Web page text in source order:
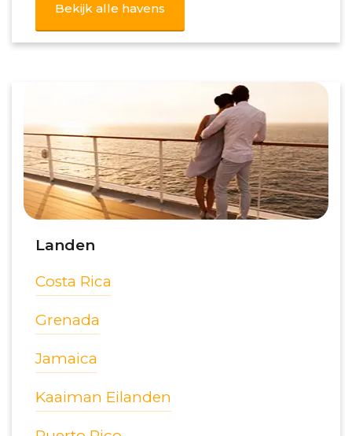
Bekijk alle havens
Landen
Costa Rica
Grenada
Jamaica
Kaaiman Eilanden